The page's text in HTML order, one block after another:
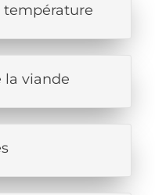
température
la viande